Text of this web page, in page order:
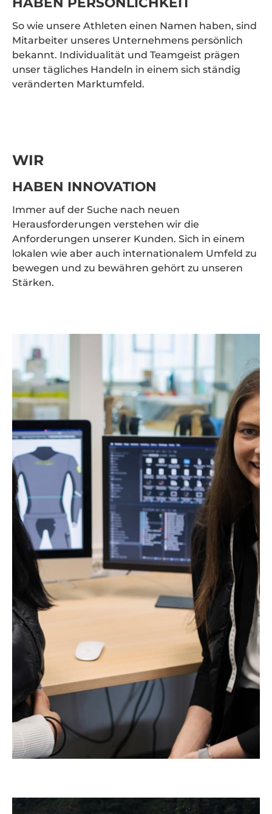
So wie unsere Athleten einen Namen haben, sind
Mitarbeiter unseres Unternehmens persönlich
bekannt. Individualität und Teamgeist prägen
unser tägliches Handeln in einem sich ständig
veränderten Marktumfeld.
WIR
HABEN INNOVATION
Immer auf der Suche nach neuen
Herausforderungen verstehen wir die
Anforderungen unserer Kunden. Sich in einem
lokalen wie aber auch internationalem Umfeld zu
bewegen und zu bewähren gehört zu unseren
Stärken.